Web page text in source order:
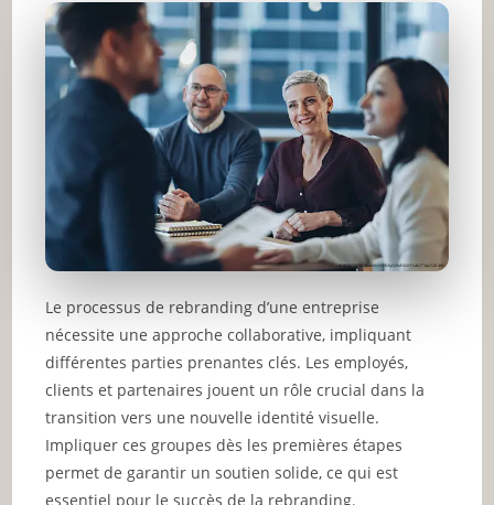
Le processus de rebranding d’une entreprise
nécessite une approche collaborative, impliquant
différentes parties prenantes clés. Les employés,
clients et partenaires jouent un rôle crucial dans la
transition vers une nouvelle identité visuelle.
Impliquer ces groupes dès les premières étapes
permet de garantir un soutien solide, ce qui est
essentiel pour le succès de la rebranding.